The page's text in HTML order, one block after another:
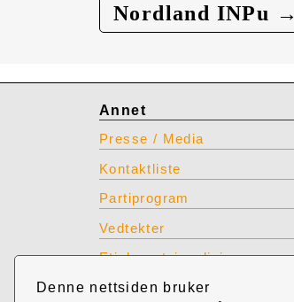
Denne nettsiden bruker
Nordland INPu →
Annet
Presse / Media
Kontaktliste
Partiprogram
Vedtekter
Etiske retningslinjer
INP produkter for bestilling